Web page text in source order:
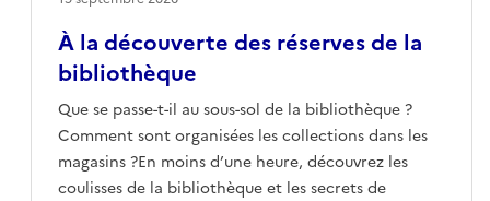
À la découverte des réserves de la
bibliothèque
Que se passe-t-il au sous-sol de la bibliothèque ?
Comment sont organisées les collections dans les
magasins ?En moins d’une heure, découvrez les
coulisses de la bibliothèque et les secrets de